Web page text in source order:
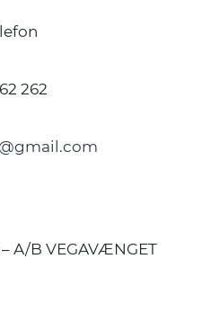
262
A/B VEGAVÆNGET